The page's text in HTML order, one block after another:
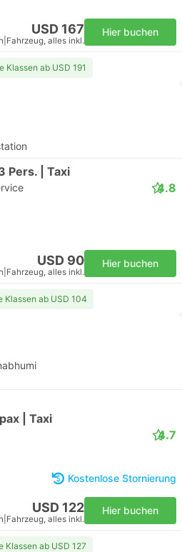
USD 167
Fahrzeug, alles inkl.
Hier buchen
Klassen ab USD 191
Pers. | Taxi
4.8
USD 90
Fahrzeug, alles inkl.
Hier buchen
Klassen ab USD 104
| Taxi
4.7
Kostenlose Stornierung
USD 122
Fahrzeug, alles inkl.
Hier buchen
Klassen ab USD 127